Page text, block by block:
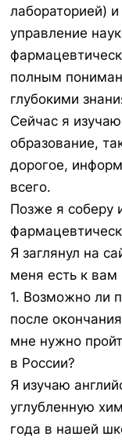
лабораторией)
управление
полным
глубокими
Сейчас я
образование,
дорогое,
всего.
Позже я соберу
Я заглянул на
меня есть к вам
1. Возможно ли
после
мне нужно
в России?
Я изучаю
углубленную
года в нашей